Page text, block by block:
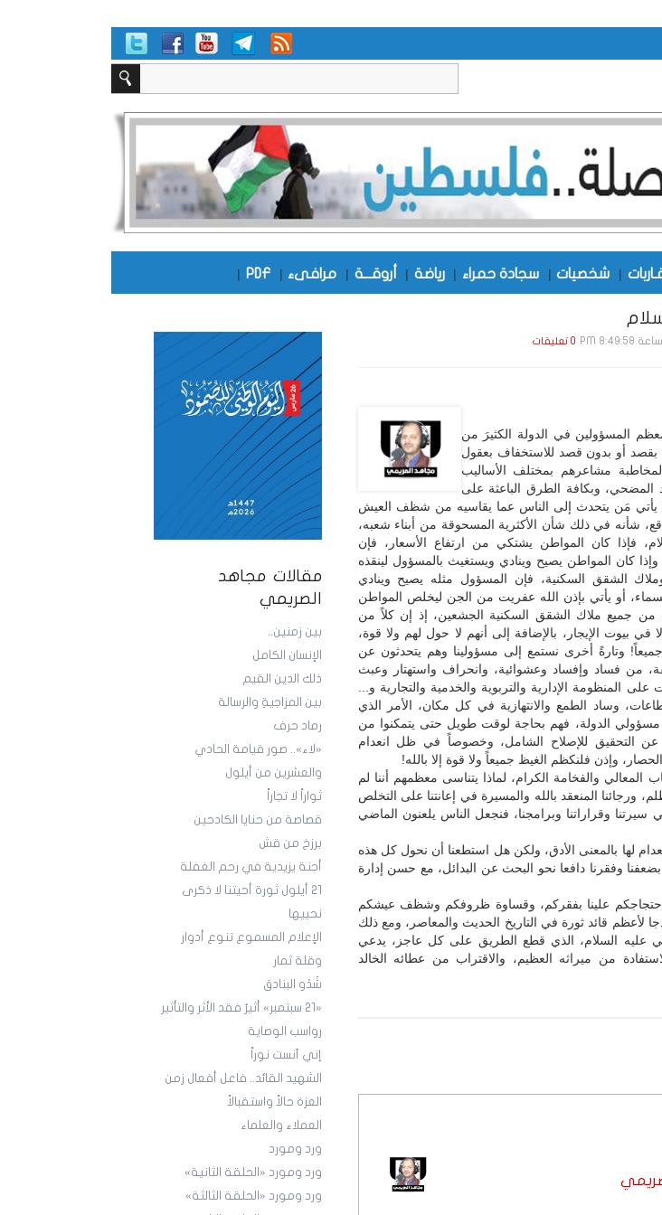
| شخصيات | سجادة حمراء | رياضة | أروقـــة | مرافىء |
PDF
|
مقالات مجاهد
الصريمي
بين زمنين..
الإنسان الكامل
ذلك الدين القيم
بين المزاجيةِ والرسالة
رماد حرف
«لاء».. صور قيامة الحادي
والعشرين من أيلول
ثواراً لا تجاراً
قصاصة من حنايا الكادحين
برزخ من قش
أجنة يزيدية في رحم الغفلة
21 أيلول ثورة أحيتنا لا ذكرى
نحييها
الإعلام المسموع تنوع أدوار
وقلة ثمار
شَدْو البنادق
«21 سبتمبر» أثيرٌ فقد الأثر والتأثير
رواسب الوصاية
إني آنست نوراً
الشهيد القائد.. فاعل أفعال زمن
العزة حالاً واستقبالاً
العملاء والعلماء
ورد ومورد
ورد ومورد «الحلقة الثانية»
ورد ومورد «الحلقة الثالثة»
0 تعليقات
المسؤولين في الدولة الكثيرَ من
بقصد أو بدون قصد للاستخفاف بعقول
مشاعرهم بمختلف الأساليب
المضحي، وبكافة الطرق الباعثة على
يأتي مَن يتحدث إلى الناس عما يقاسيه من شظف العيش
شأنه في ذلك شأن الأكثرية المسحوقة من أبناء شعبه،
فإذا كان المواطن يشتكي من ارتفاع الأسعار، فإن
كان المواطن يصيح وينادي ويستغيث بالمسؤول لينقذه
الشقق السكنية، فإن المسؤول مثله يصيح وينادي
أو يأتي بإذن الله عفريت من الجن ليخلص المواطن
جميع ملاك الشقق السكنية الجشعين، إذ إن كلاً من
في بيوت الإيجار، بالإضافة إلى أنهم لا حول لهم ولا قوة،
وتارةً أخرى نستمع إلى مسؤولينا وهم يتحدثون عن
من فساد وإفساد وعشوائية، وانحراف واستهتار وعبث
المنظومة الإدارية والتربوية والخدمية والتجارية و...
وساد الطمع والانتهازية في كل مكان، الأمر الذي
الدولة، فهم بحاجة لوقت طويل حتى يتمكنوا من
عن التحقيق للإصلاح الشامل، وخصوصاً في ظل انعدام
وإذن فلنكظم الغيظ جميعاً ولا قوة إلا بالله!
والفخامة الكرام، لماذا يتناسى معظمهم أننا لم
ورجائنا المنعقد بالله والمسيرة في إعانتنا على التخلص
وقراراتنا وبرامجنا، فنجعل الناس يلعنون الماضي
لها بالمعنى الأدق، ولكن هل استطعنا أن نحول كل هذه
وفقرنا دافعا نحو البحث عن البدائل، مع حسن إدارة
احتجاجكم علينا بفقركم، وقساوة ظروفكم وشظف عيشكم
لأعظم قائد ثورة في التاريخ الحديث والمعاصر، ومع ذلك
عليه السلام، الذي قطع الطريق على كل عاجز، يدعي
من ميراثه العظيم، والاقتراب من عطائه الخالد